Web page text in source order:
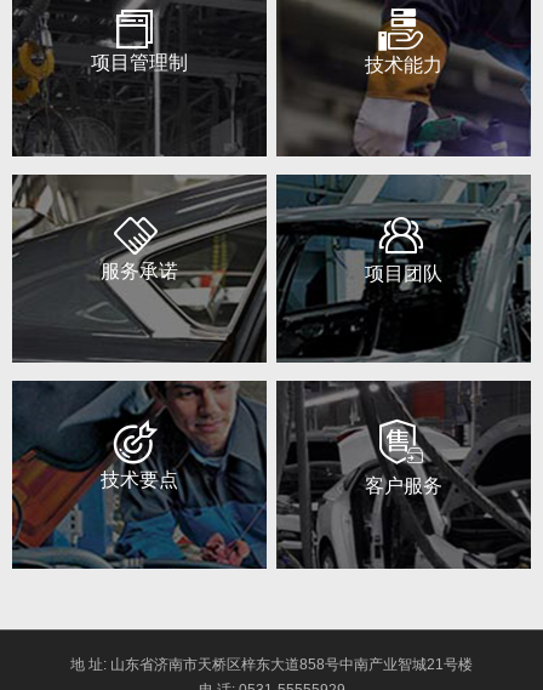
项目管理制 技术能力
服务承诺 项目团队
技术要点 客户服务
地 址: 山东省济南市天桥区梓东大道858号中南产业智城21号楼